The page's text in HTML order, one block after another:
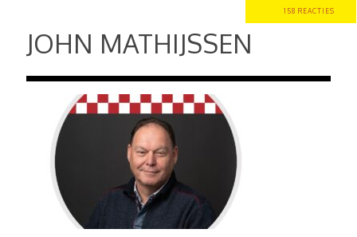
158 REACTIES
JOHN MATHIJSSEN